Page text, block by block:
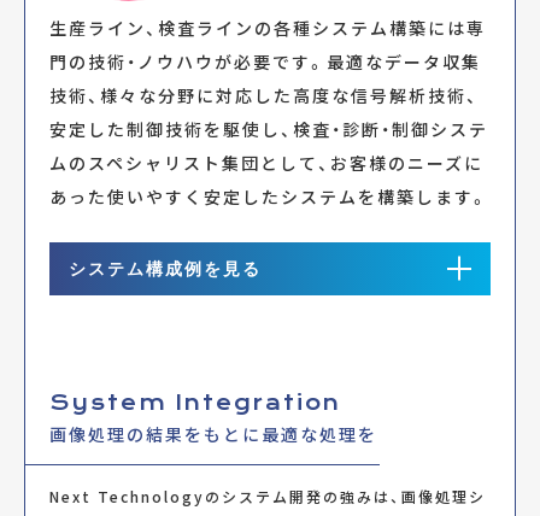
02 LIGHTING
検査対象をより判別しやすくするため環境に合わせてライティング
システムを導入します。
03 PROCESSING
I/Oボードを組み込んだPC、ライン検査装置の設置、位置決め装置な
04 OUTPUT
生産ライン、検査ラインの各種システム構築には専
門の技術・ノウハウが必要です。最適なデータ収集
技術、様々な分野に対応した高度な信号解析技術、
安定した制御技術を駆使し、検査・診断・制御システ
ムのスペシャリスト集団として、お客様のニーズに
あった使いやすく安定したシステムを構築します。
システム構成例を見る
システム構成例
System Integration
画像処理の結果をもとに最適な処理を
Next Technologyのシステム開発の強みは、画像処理シ